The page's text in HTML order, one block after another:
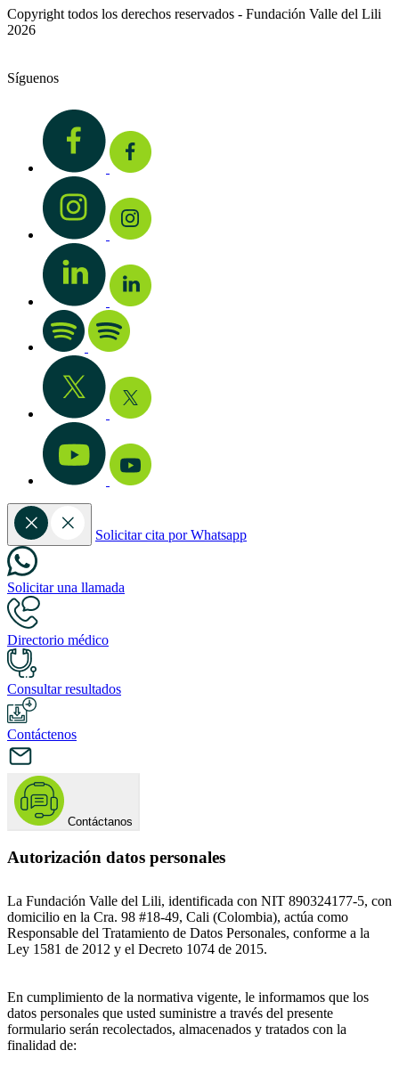
Copyright todos los derechos reservados - Fundación Valle del Lili
2026
Síguenos
Solicitar cita por Whatsapp
Solicitar una llamada
Directorio médico
Consultar resultados
Contáctenos
Contáctanos
Autorización datos personales
La Fundación Valle del Lili, identificada con NIT 890324177-5, con
domicilio en la Cra. 98 #18-49, Cali (Colombia), actúa como
Responsable del Tratamiento de Datos Personales, conforme a la
Ley 1581 de 2012 y el Decreto 1074 de 2015.
En cumplimiento de la normativa vigente, le informamos que los
datos personales que usted suministre a través del presente
formulario serán recolectados, almacenados y tratados con la
finalidad de: